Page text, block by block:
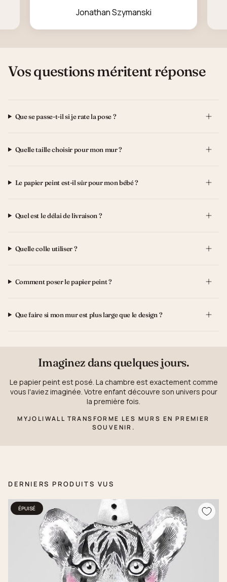
Jonathan Szymanski
Vos questions méritent réponse
Que se passe-t-il si je rate la pose ?
Quelle taille choisir pour mon mur ?
Le papier peint est-il sûr pour mon bébé ?
Quel est le délai de livraison ?
Quelle colle utiliser ?
Comment poser le papier peint ?
Que faire si mon mur est plus large que le design ?
Imaginez dans quelques jours.
Le papier peint est posé. La chambre est exactement comme
vous l'aviez imaginée. Votre enfant découvre son univers pour
la première fois.
MYJOLIWALL TRANSFORME LES MURS EN PREMIER
SOUVENIR.
DERNIERS PRODUITS VUS
ÉPUISÉ